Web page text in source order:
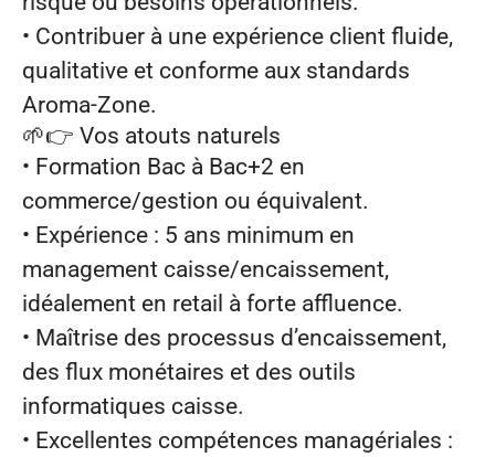
• Contribuer à une expérience client fluide,
qualitative et conforme aux standards
Aroma‑Zone.
🌱👉 Vos atouts naturels
• Formation Bac à Bac+2 en
commerce/gestion ou équivalent.
• Expérience : 5 ans minimum en
management caisse/encaissement,
idéalement en retail à forte affluence.
• Maîtrise des processus d’encaissement,
des flux monétaires et des outils
informatiques caisse.
• Excellentes compétences managériales :